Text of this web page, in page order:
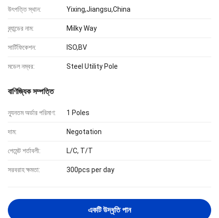
উৎপত্তি স্থান: Yixing,Jiangsu,China
ব্র্যান্ডের নাম: Milky Way
সার্টিফিকেশন: ISO,BV
মডেল নম্বর: Steel Utility Pole
বাণিজ্যিক সম্পত্তি
ন্যূনতম অর্ডার পরিমাণ: 1 Poles
দাম: Negotation
পেমেন্ট শর্তাবলী: L/C, T/T
সরবরাহ ক্ষমতা: 300pcs per day
একটি উদ্ধৃতি পান